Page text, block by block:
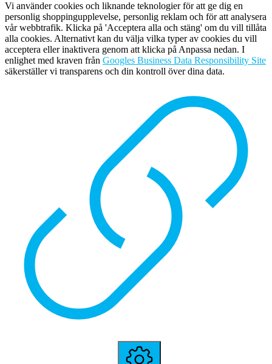
Vi använder cookies och liknande teknologier för att ge dig en
personlig shoppingupplevelse, personlig reklam och för att analysera
vår webbtrafik. Klicka på 'Acceptera alla och stäng' om du vill tillåta
alla cookies. Alternativt kan du välja vilka typer av cookies du vill
acceptera eller inaktivera genom att klicka på Anpassa nedan. I
enlighet med kraven från Googles Business Data Responsibility Site
säkerställer vi transparens och din kontroll över dina data.